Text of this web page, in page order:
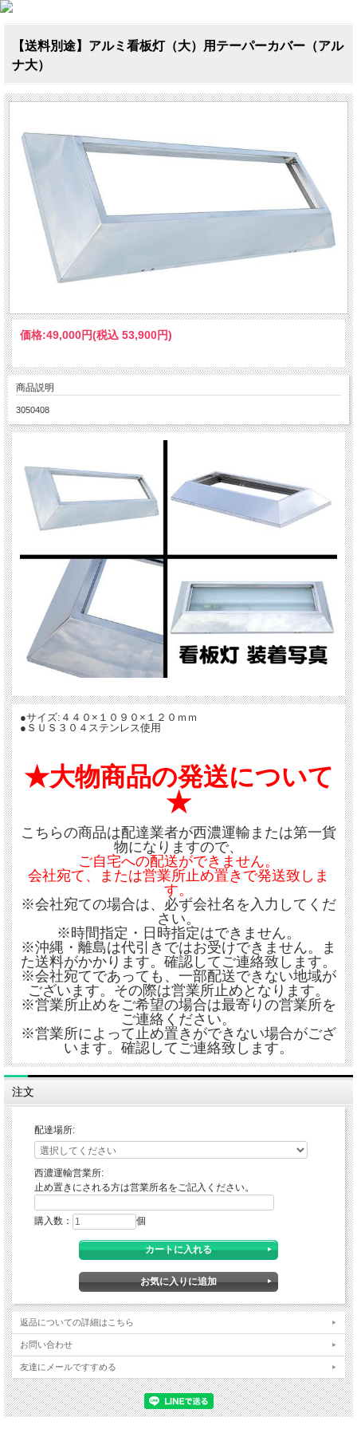
【送料別途】アルミ看板灯（大）用テーパーカバー（アル
ナ大）
価格:49,000円(税込 53,900円)
商品説明
3050408
●サイズ:４４０×１０９０×１２０ｍｍ
●ＳＵＳ３０４ステンレス使用
★大物商品の発送について
★
こちらの商品は配達業者が西濃運輸または第一貨
物になりますので、
ご自宅への配送ができません。
会社宛て、または営業所止め置きで発送致しま
す。
※会社宛ての場合は、必ず会社名を入力してくだ
さい。
※時間指定・日時指定はできません。
※沖縄・離島は代引きではお受けできません。ま
た送料がかかります。確認してご連絡致します。
※会社宛てであっても、一部配送できない地域が
ございます。その際は営業所止めとなります。
※営業所止めをご希望の場合は最寄りの営業所を
ご連絡ください。
※営業所によって止め置きができない場合がござ
います。確認してご連絡致します。
注文
配達場所:
西濃運輸営業所:
止め置きにされる方は営業所名をご記入ください。
購入数： 個
返品についての詳細はこちら
お問い合わせ
友達にメールですすめる